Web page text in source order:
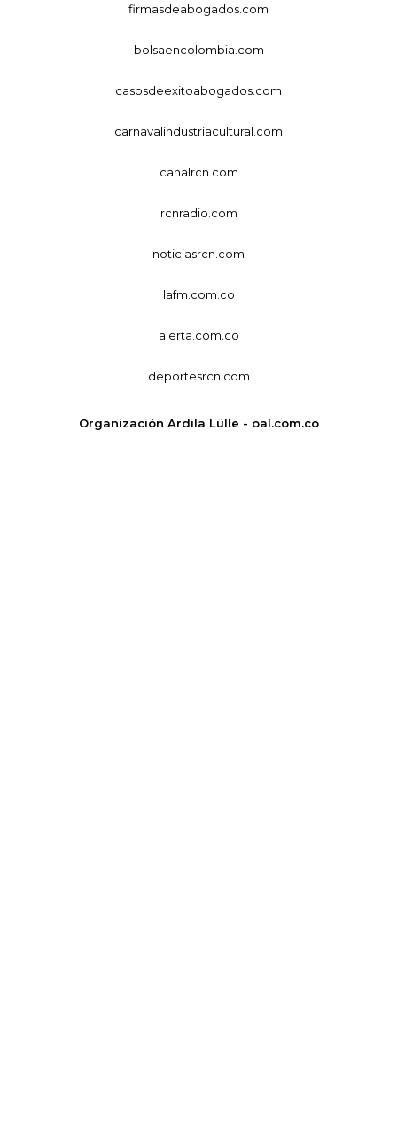
firmasdeabogados.com
bolsaencolombia.com
casosdeexitoabogados.com
carnavalindustriacultural.com
canalrcn.com
rcnradio.com
noticiasrcn.com
lafm.com.co
alerta.com.co
deportesrcn.com
Organización Ardila Lülle - oal.com.co